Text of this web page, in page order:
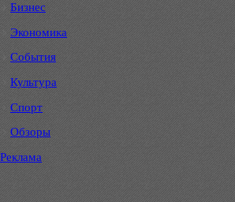
Бизнес
Экономика
События
Культура
Спорт
Обзоры
Реклама